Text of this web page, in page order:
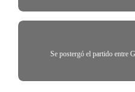
Se postergó el partido entre